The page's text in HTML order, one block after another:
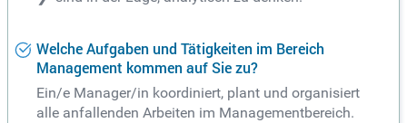
Welche Aufgaben und Tätigkeiten im Bereich
Management kommen auf Sie zu?
Ein/e Manager/in koordiniert, plant und organisiert
alle anfallenden Arbeiten im Managementbereich.